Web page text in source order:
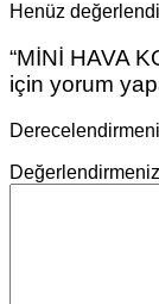
Henüz
“MİNİ HAVA
için yorum
Değerlendirmeniz